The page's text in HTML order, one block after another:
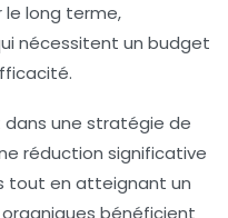
long terme,
nécessitent un budget
dans une stratégie de
réduction significative
tout en atteignant un